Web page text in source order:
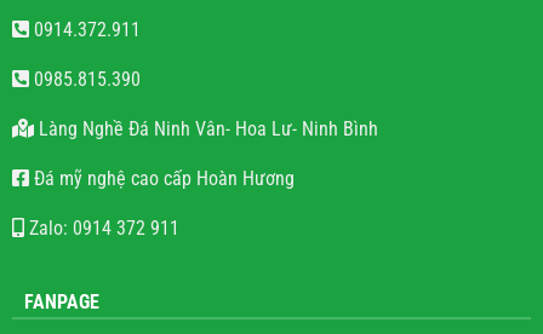
0914.372.911
0985.815.390
Làng Nghề Đá Ninh Vân- Hoa Lư- Ninh Bình
Đá mỹ nghệ cao cấp Hoàn Hương
Zalo: 0914 372 911
FANPAGE